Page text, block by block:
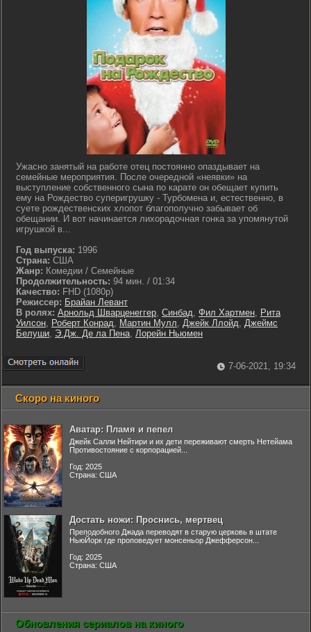
Ужасно занятый на работе отец постоянно опаздывает на
семейные мероприятия. После очередной «неявки» на
выступление собственного сына по карате он обещает купить
ему на Рождество суперигрушку - Турбомена и, естественно, в
суете рождественских хлопот благополучно забывает об
обещании. И вот начинается лихорадочная гонка за упомянутой
игрушкой в...
Год выпуска: 1996
Страна: США
Жанр: Комедии / Семейные
Продолжительность: 94 мин. / 01:34
Качество: FHD (1080p)
Режиссер: Брайан Левант
В ролях: Арнольд Шварценеггер, Синбад, Фил Хартмен, Рита
Уилсон, Роберт Конрад, Мартин Мулл, Джейк Ллойд, Джеймс
Белуши, Э.Дж. Де ла Пена, Лорейн Ньюмен
7-06-2021, 19:34
Скоро на киного
Аватар: Пламя и пепел
Джейк Салли Нейтири и их дети переживают смерть Нетейама
Противостояние с корпорацией...
Год: 2025
Страна: США
Достать ножи: Проснись, мертвец
Преподобного Джада переводят в старую церковь в штате
НьюЙорк где проповедует монсеньор Джефферсон...
Год: 2025
Страна: США
Обновления сериалов на киного